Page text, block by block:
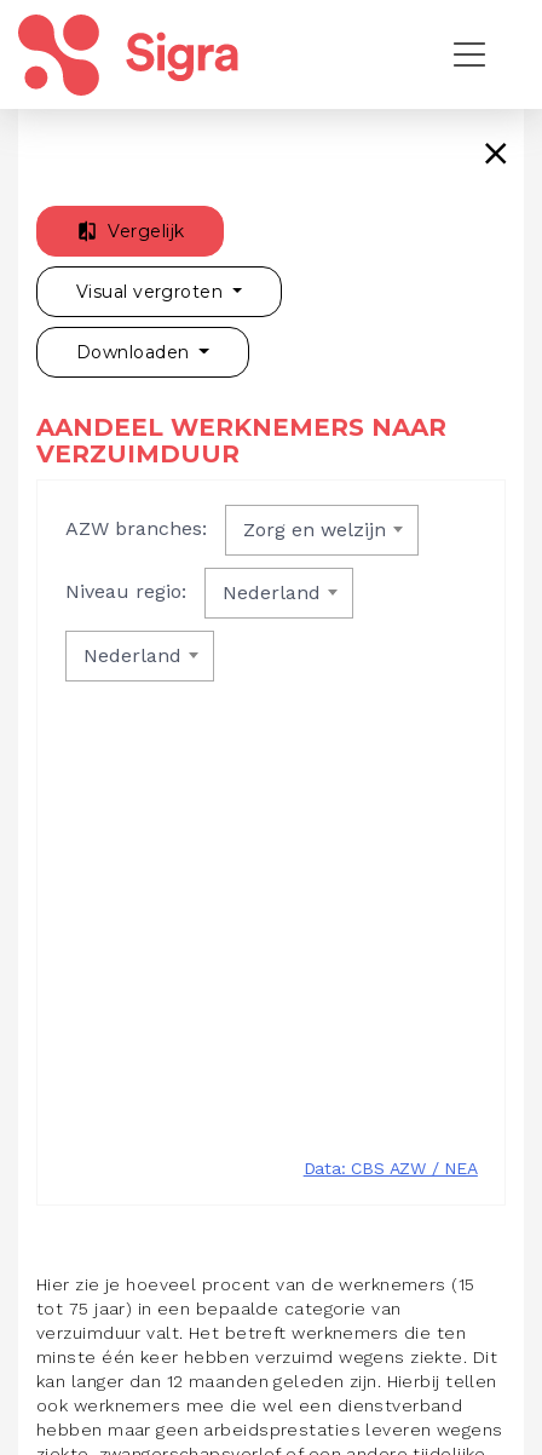
Vergelijk
Visual vergroten
Downloaden
AANDEEL WERKNEMERS NAAR
VERZUIMDUUR
Hier zie je hoeveel procent van de werknemers (15
tot 75 jaar) in een bepaalde categorie van
verzuimduur valt. Het betreft werknemers die ten
minste één keer hebben verzuimd wegens ziekte. Dit
kan langer dan 12 maanden geleden zijn. Hierbij tellen
ook werknemers mee die wel een dienstverband
hebben maar geen arbeidsprestaties leveren wegens